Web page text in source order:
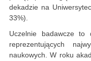
dekadzie na
33%).
Uczelnie badawcze to
reprezentujących
naukowych. W roku